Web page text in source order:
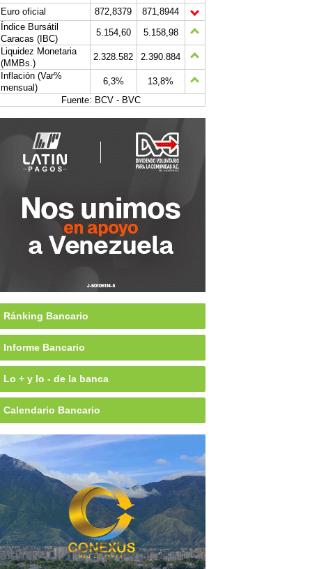
Euro oficial
872,8379
871,8944
Índice Bursátil
Caracas (IBC)
5.154,60
5.158,98
Liquidez Monetaria
(MMBs.)
2.328.582
2.390.884
Inflación (Var%
mensual)
6,3%
13,8%
Fuente: BCV - BVC
Ránking Bancario
Informe Bancario
Lo + y lo - de la banca
Calendario Bancario